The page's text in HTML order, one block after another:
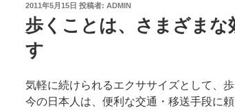
投
日:
2011年5月15日 投稿者: ADMIN
歩くことは、さまざまな
す
気軽に続けられるエクササイズとして、
今の日本人は、便利な交通・移送手段に